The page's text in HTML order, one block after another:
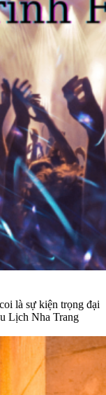
là sự kiện trọng đại
Lịch Nha Trang